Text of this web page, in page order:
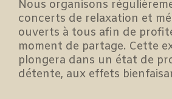
Nous organisons
concerts de relaxation et
ouverts à tous afin de
moment de partage. Cette
plongera dans un état de
détente, aux effets